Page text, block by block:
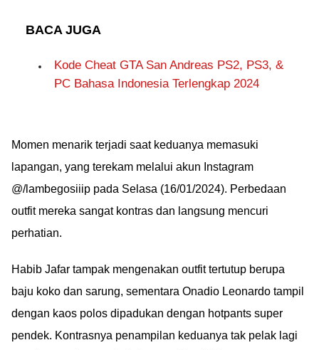
BACA JUGA
Kode Cheat GTA San Andreas PS2, PS3, &
PC Bahasa Indonesia Terlengkap 2024
Momen menarik terjadi saat keduanya memasuki
lapangan, yang terekam melalui akun Instagram
@/lambegosiiip pada Selasa (16/01/2024). Perbedaan
outfit mereka sangat kontras dan langsung mencuri
perhatian.
Habib Jafar tampak mengenakan outfit tertutup berupa
baju koko dan sarung, sementara Onadio Leonardo tampil
dengan kaos polos dipadukan dengan hotpants super
pendek. Kontrasnya penampilan keduanya tak pelak lagi